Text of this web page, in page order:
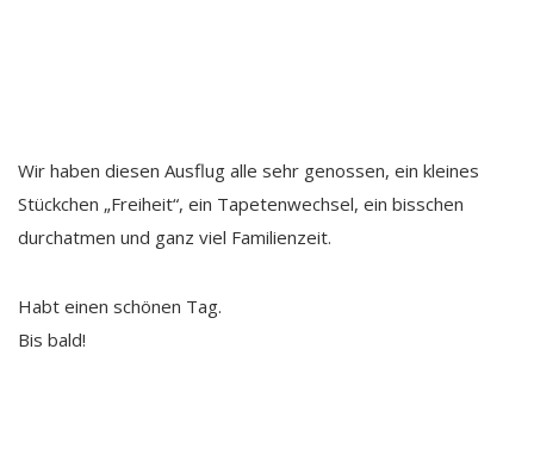
Wir haben diesen Ausflug alle sehr genossen, ein kleines
Stückchen „Freiheit“, ein Tapetenwechsel, ein bisschen
durchatmen und ganz viel Familienzeit.
Habt einen schönen Tag.
Bis bald!